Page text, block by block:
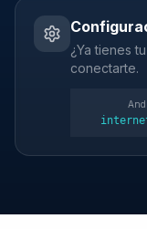
¿Ya tienes
conectarte.